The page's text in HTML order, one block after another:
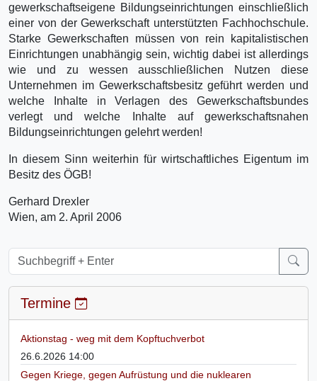
gewerkschaftseigene Bildungseinrichtungen einschließlich
einer von der Gewerkschaft unterstützten Fachhochschule.
Starke Gewerkschaften müssen von rein kapitalistischen
Einrichtungen unabhängig sein, wichtig dabei ist allerdings
wie und zu wessen ausschließlichen Nutzen diese
Unternehmen im Gewerkschaftsbesitz geführt werden und
welche Inhalte in Verlagen des Gewerkschaftsbundes
verlegt und welche Inhalte auf gewerkschaftsnahen
Bildungseinrichtungen gelehrt werden!
In diesem Sinn weiterhin für wirtschaftliches Eigentum im
Besitz des ÖGB!
Gerhard Drexler
Wien, am 2. April 2006
Termine
Aktionstag - weg mit dem Kopftuchverbot
26.6.2026 14:00
Gegen Kriege, gegen Aufrüstung und die nuklearen